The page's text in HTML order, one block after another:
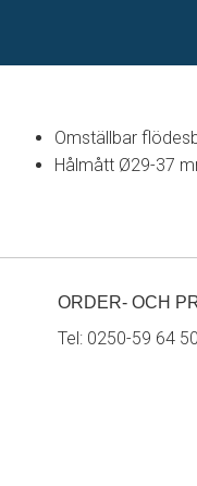
Omställbar
Hålmått Ø29-37
ORDER- OCH
Tel: 0250-59 64 50